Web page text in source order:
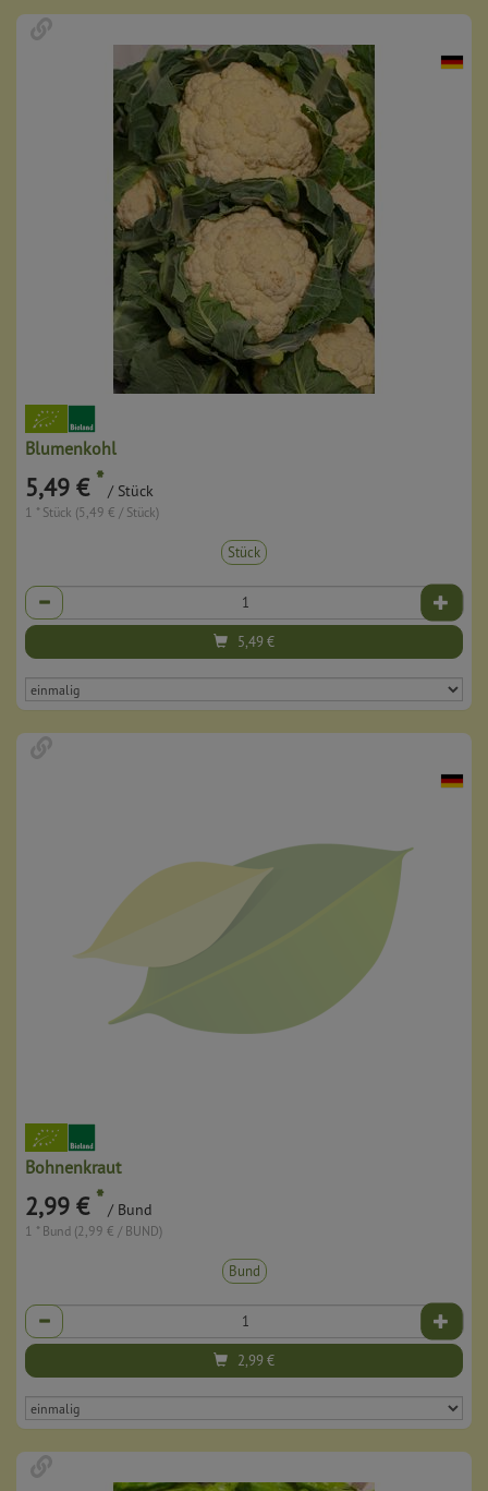
Blumenkohl
5,49 € * / Stück
1 * Stück (5,49 € / Stück)
Stück
Anzahl
5,49€
Bohnenkraut
2,99 € * / Bund
1 * Bund (2,99 € / BUND)
Bund
Anzahl
2,99€